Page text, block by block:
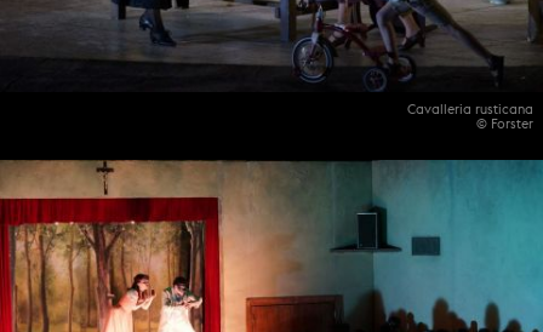
Cavalleria rusticana
© Forster